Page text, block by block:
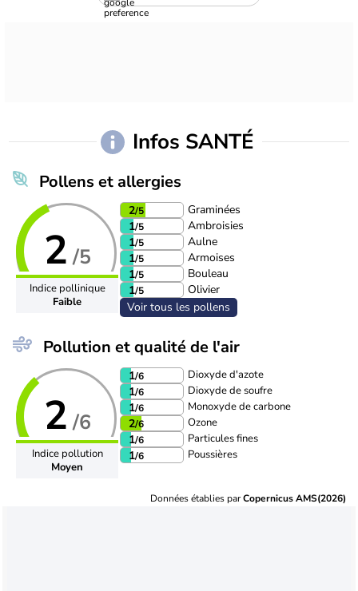
Infos SANTÉ
Pollens et allergies
2 /5
Indice pollinique
Faible
2/5
Graminées
1/5
Ambroisies
1/5
Aulne
1/5
Armoises
1/5
Bouleau
1/5
Olivier
Voir tous les pollens
Pollution et qualité de l'air
2 /6
Indice pollution
Moyen
1/6 Dioxyde d'azote
1/6 Dioxyde de soufre
1/6 Monoxyde de carbone
2/6 Ozone
1/6 Particules fines
1/6 Poussières
Données établies parCopernicus AMS(2026)